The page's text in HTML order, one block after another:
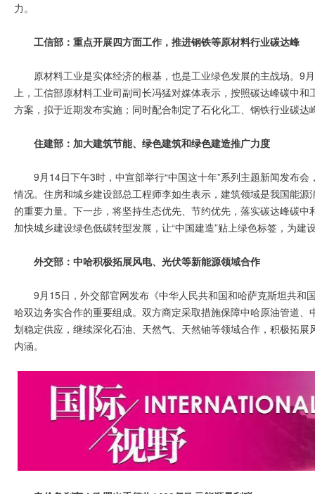
力。
工信部：重点开展四方面工作，推进钢铁等原材料行业碳达峰
原材料工业是实体经济的根基，也是工业绿色发展的主战场。9
上，工信部原材料工业司副司长冯猛对媒体表示，按照碳达峰碳中
方案，拟于近期发布实施；同时配合制定了石化化工、钢铁行业碳达
住建部：加大建筑节能、绿色建筑和绿色建造推广力度
9月14日下午3时，中宣部举行“中国这十年”系列主题新闻发布
情况。住房和城乡建设部总工程师李如生表示，建筑领域是我国能
的重要力量。下一步，将坚持生态优先、节约优先，落实碳达峰碳
加快城乡建设绿色低碳转型发展，让“中国建造”贴上绿色标签，为建
外交部：中哈积极拓展风电、光伏等新能源领域合作
9月15日，外交部官网发布《中华人民共和国和哈萨克斯坦共
哈双边务实合作的重要组成。双方商定采取措施保障中哈原油管道
划稳定供应，继续深化石油、天然气、天然铀等领域合作，积极拓
内涵。